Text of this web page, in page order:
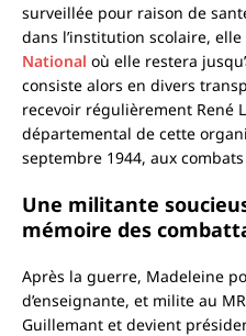
surveillée pour raison de
dans l’institution scolaire,
National où elle restera
consiste alors en divers
recevoir régulièrement René
départemental de cette
septembre 1944, aux combats
Une militante
mémoire des
Après la guerre, Madeleine
d’enseignante, et milite au
Guillemant et devient